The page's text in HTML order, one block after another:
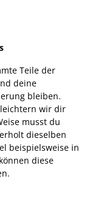
Teile der
deine
bleiben.
wir dir
musst du
dieselben
beispielsweise in
diese